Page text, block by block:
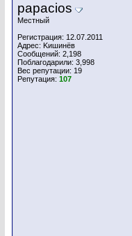
papacios
Местный
Регистрация: 12.07.2011
Адрес: Kишинёв
Сообщений: 2,198
Поблагодарили: 3,998
Вес репутации: 19
Репутация: 107